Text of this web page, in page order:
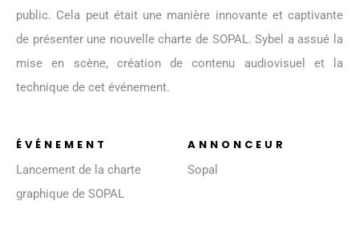
public. Cela peut était une manière innovante et captivante
de présenter une nouvelle charte de SOPAL. Sybel a assué la
mise en scène, création de contenu audiovisuel et la
technique de cet événement.
ÉVÉNEMENT
Lancement de la charte
graphique de SOPAL
ANNONCEUR
Sopal